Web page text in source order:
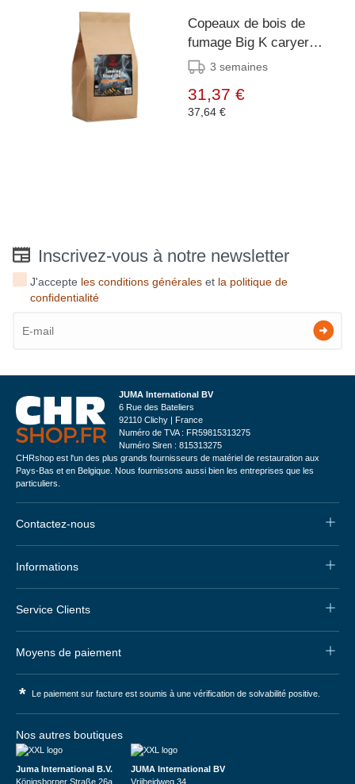
Copeaux de bois de
fumage Big K caryer
8L
3 semaines
31,37 €
37,64 €
Inscrivez-vous à notre newsletter
J'accepte les conditions générales et la politique de
confidentialité
JUMA International BV
6 Rue des Bateliers
92110 Clichy | France
Numéro de TVA : FR59815313275
Numéro Siren : 815313275
CHRshop est l'un des plus grands fournisseurs de matériel de restauration aux
Pays-Bas et en Belgique. Nous fournissons aussi bien les entreprises que les
particuliers.
Contactez-nous
Informations
Service Clients
Moyens de paiement
* Le paiement sur facture est soumis à une vérification de solvabilité positive.
Nos autres boutiques
Juma International B.V.
Königsborner Straße 26a
JUMA International BV
Vrijheidweg 34